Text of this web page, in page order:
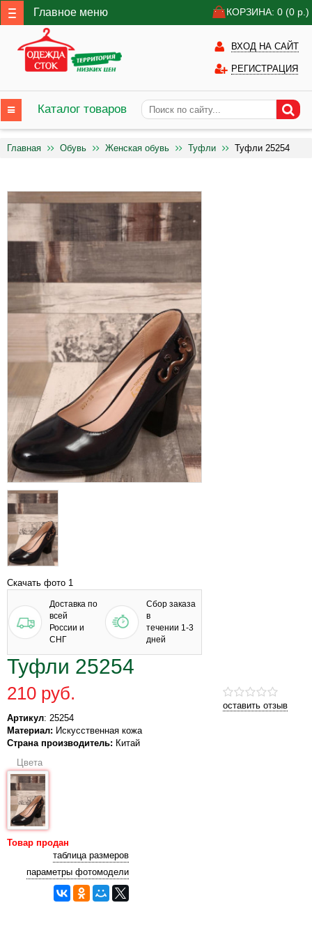
Главное меню КОРЗИНА: 0 (0 р.)
ВХОД НА САЙТ
РЕГИСТРАЦИЯ
Каталог товаров
Главная Обувь Женская обувь Туфли Туфли 25254
Скачать фото 1
Доставка по
всей
России и
СНГ
Сбор заказа
в
течении 1-3
дней
Туфли 25254
оставить отзыв
210 руб.
Артикул: 25254
Материал: Искусственная кожа
Страна производитель: Китай
Цвета
Товар продан
таблица размеров
параметры фотомодели